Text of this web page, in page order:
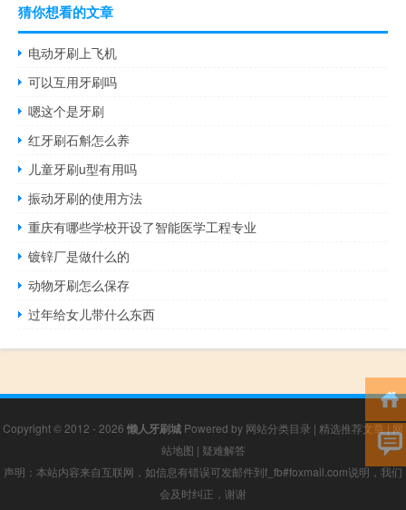
猜你想看的文章
电动牙刷上飞机
可以互用牙刷吗
嗯这个是牙刷
红牙刷石斛怎么养
儿童牙刷u型有用吗
振动牙刷的使用方法
重庆有哪些学校开设了智能医学工程专业
镀锌厂是做什么的
动物牙刷怎么保存
过年给女儿带什么东西
Copyright © 2012 - 2026 懒人牙刷城 Powered by 网站分类目录 | 精选推荐文章|网
站地图 | 疑难解答
声明：本站内容来自互联网，如信息有错误可发邮件到f_fb#foxmail.com说明，我们
会及时纠正，谢谢